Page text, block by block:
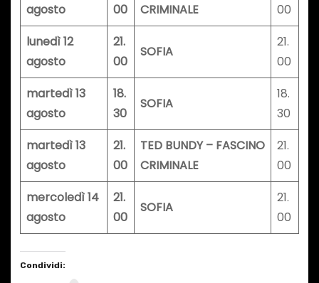
agosto
00
CRIMINALE
00
lunedì 12
agosto
21.
00
SOFIA
21.
00
martedì 13
agosto
18.
30
SOFIA
18.
30
martedì 13
agosto
21.
00
TED BUNDY – FASCINO
CRIMINALE
21.
00
mercoledì 14
agosto
21.
00
SOFIA
21.
00
Condividi: